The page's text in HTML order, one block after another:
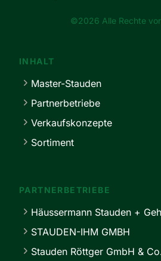
©2026 Alle Rechte
INHALT
Master-Stauden
Partnerbetriebe
Verkaufskonzepte
Sortiment
PARTNERBETRIEBE
Häussermann Stauden +
STAUDEN-IHM GMBH
Stauden Röttger GmbH &